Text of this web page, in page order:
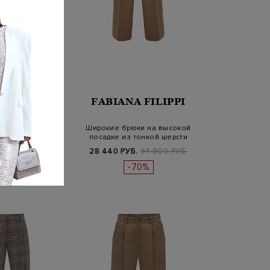
FILIPPI
кроя из
ткани
94 800 РУБ.
FABIANA FILIPPI
Широкие брюки на высокой
посадке из тонкой шерсти
28 440 РУБ. 94 800 РУБ.
-70%